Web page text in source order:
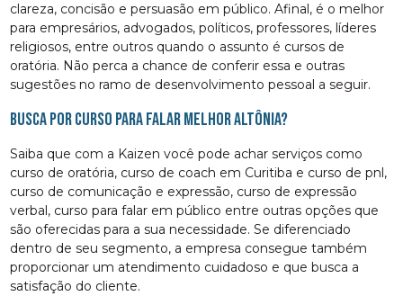
clareza, concisão e persuasão em público. Afinal, é o melhor
para empresários, advogados, políticos, professores, líderes
religiosos, entre outros quando o assunto é cursos de
oratória. Não perca a chance de conferir essa e outras
sugestões no ramo de desenvolvimento pessoal a seguir.
Busca por curso para falar melhor Altônia?
Saiba que com a Kaizen você pode achar serviços como
curso de oratória, curso de coach em Curitiba e curso de pnl,
curso de comunicação e expressão, curso de expressão
verbal, curso para falar em público entre outras opções que
são oferecidas para a sua necessidade. Se diferenciado
dentro de seu segmento, a empresa consegue também
proporcionar um atendimento cuidadoso e que busca a
satisfação do cliente.